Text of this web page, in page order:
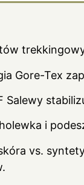
Gore-Tex
Salewy
i
vs.